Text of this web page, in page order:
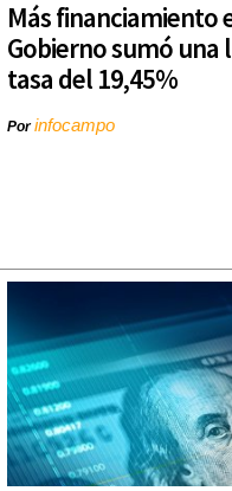
Más financiamiento
Gobierno sumó una
tasa del 19,45%
Porinfocampo